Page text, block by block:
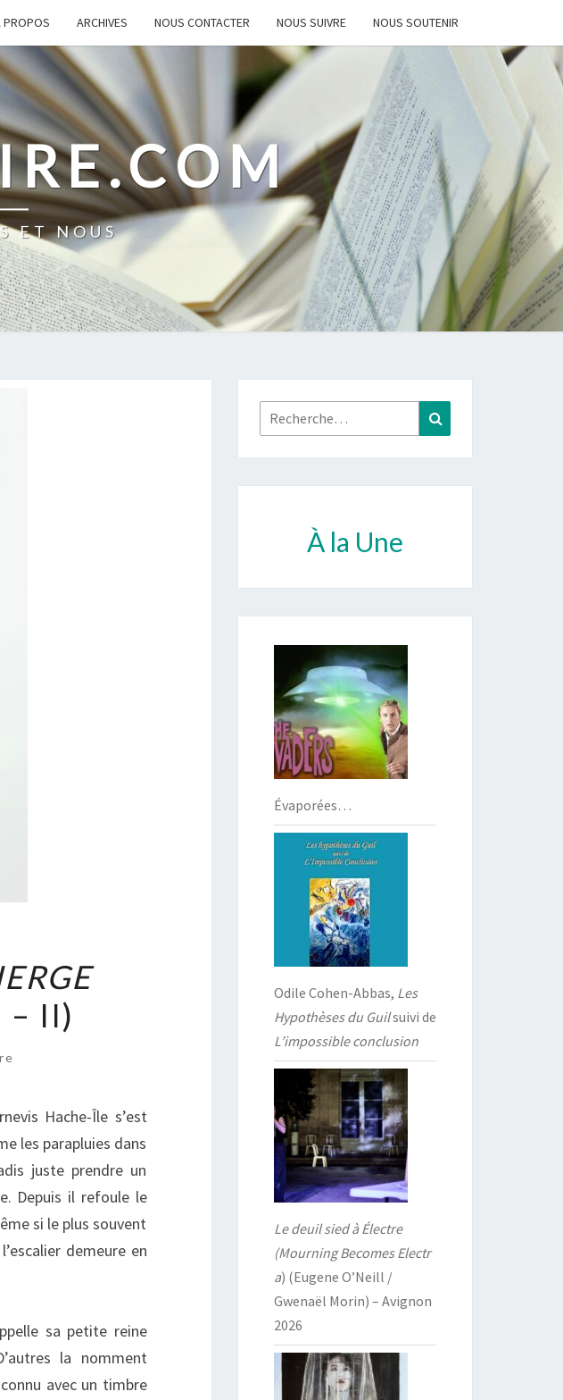
PROPOS ARCHIVES NOUS CONTACTER NOUS SUIVRE NOUS SOUTENIR
ET NOUS
– II)
Hache-Île s’est
les parapluies dans
juste prendre un
Depuis il refoule le
si le plus souvent
demeure en
sa petite reine
la nomment
avec un timbre
Rechercher :
À la Une
Évaporées…
Odile Cohen-Abbas, Les
Hypothèses du Guilsuivi de
L’impossible conclusion
Le deuil sied à Électre
(Mourning Becomes Electr
a) (Eugene O’Neill /
Gwenaël Morin) – Avignon
2026